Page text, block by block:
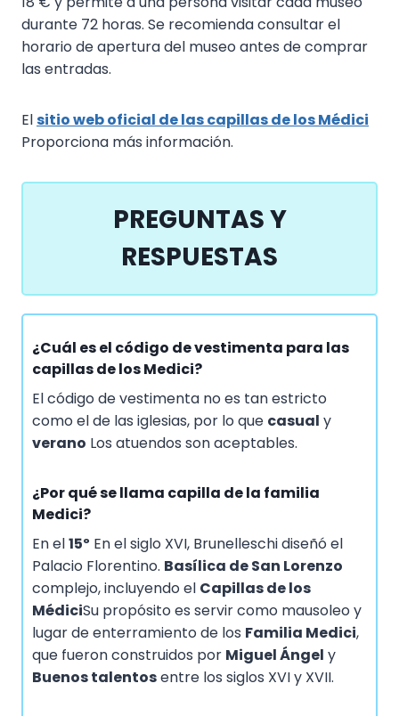
durante 72 horas. Se recomienda consultar el
horario de apertura del museo antes de comprar
las entradas.
Elsitio web oficial de las capillas de los Médici
Proporciona más información.
PREGUNTAS Y
RESPUESTAS
¿Cuál es el código de vestimenta para las
capillas de los Medici?
El código de vestimenta no es tan estricto
como el de las iglesias, por lo que casual y
verano Los atuendos son aceptables.
¿Por qué se llama capilla de la familia
Medici?
En el15º En el siglo XVI, Brunelleschi diseñó el
Palacio Florentino. Basílica de San Lorenzo
complejo, incluyendo el Capillas de los
MédiciSu propósito es servir como mausoleo y
lugar de enterramiento de los Familia Medici,
que fueron construidos por Miguel Ángel y
Buenos talentosentre los siglos XVI y XVII.